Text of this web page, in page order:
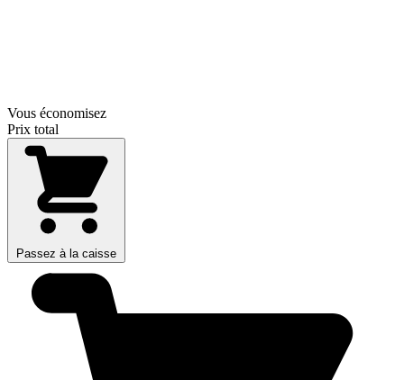
Vous économisez
Prix total
Passez à la caisse